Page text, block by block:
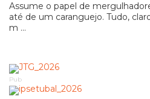
Assume o papel de
até de um caranguejo. Tudo,
m ...
Pub